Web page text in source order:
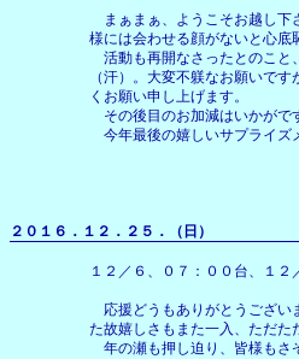
まぁまぁ、ようこそお越し下
様には会わせる顔がないと心底
活動も再開なさったとのこと
（汗）。大変不躾なお願いで
くお願い申し上げます。
その後目のお加減はいかがで
今年最後の嬉しいサプライズ
２０１６．１２．２５．（日） ＷＥ
１２／６、０７：００台、１
応援どうもありがとうござい
た故嬉しさもまた一入、ただた
年の瀬も押し迫り、皆様もさ